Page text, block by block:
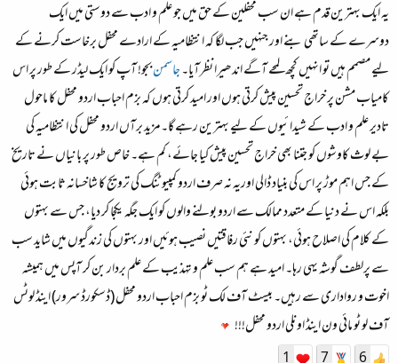
یہ ایک بہترین قدم ہے ان سب محفلین کے حق میں جو علم و ادب سے دوستی میں ایک
دوسرے کے ساتھی بنے اور جنہیں جب لگا کہ انتظامیہ کے ارادے محفل برخاست کرنے کے
لیے مصمم ہیں تو انہیں کچھ لمحے آگے اندھیرا نظرآیا۔جاسمنبجو! آپ کو ایک لیڈر کے طور پر اس
کامیاب مشن پر خراج تحسین پیش کرتی ہوں اور امید کرتی ہوں کہ بزم احباب اردو محفل کا ماحول
تادیر علم و ادب کے شیدائیوں کے لیے بہترین رہے گا۔مزید برآں اردو محفل کی انتظامیہ کی
بے لوث کاوشوں کو جتنا بھی خراج تحسین پیش کیا جائے، کم ہے۔ خاص طور پر بانیاں نے تاریخ
کے جس اہم موڑ پر اس کی بنیاد ڈالی اوریہ نہ صرف اردو کمپیوٹنگ کی ترویج کا شاخسانہ ثابت ہوئی
بلکہ اس نے دنیا کے متعدد ممالک سے اردو بولنے والوں کو ایک جگہ یکجا کر دیا، جس سے بہتوں
کے کلام کی اصلاح ہوئی، بہتوں کو نئی رفاقتیں نصیب ہوئیں اور بہتوں کی زندگیوں میں شاید سب
سے پرلطف گوشہ یہی رہا۔ امید ہے ہم سب علم و تہذیب کے علم بردار بن کر آپس میں ہمیشہ
اخوت و رواداری سے رہیں۔ بیسٹ آف لک ٹو بزم احباب اردو محفل (ڈسکورڈ سرور) اینڈ لوٹس
آف لو ٹو مائی ون اینڈ اونلی اردو محفل!!!